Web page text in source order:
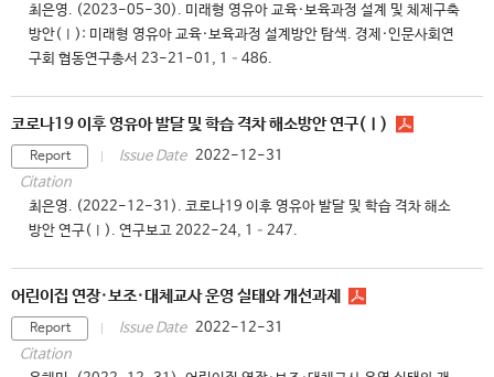
최은영. (2023-05-30). 미래형 영유아 교육·보육과정 설계 및 체제구축
방안(Ⅰ): 미래형 영유아 교육·보육과정 설계방안 탐색. 경제·인문사회연
구회 협동연구총서 23-21-01, 1–486.
코로나19 이후 영유아 발달 및 학습 격차 해소방안 연구(Ⅰ)
Report Issue Date 2022-12-31
Citation
최은영. (2022-12-31). 코로나19 이후 영유아 발달 및 학습 격차 해소
방안 연구(Ⅰ). 연구보고 2022-24, 1–247.
어린이집 연장·보조·대체교사 운영 실태와 개선과제
Report Issue Date 2022-12-31
Citation